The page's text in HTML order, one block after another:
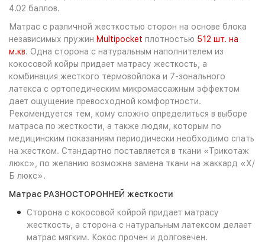
4.02 баллов.
Матрас с различной жесткостью сторон на основе блока
независимых пружин Multipocket плотностью 512 шт. на
м.кв. Одна сторона с натуральным наполнителем из
кокосовой койры придает матрасу жесткость, а
комбинация жесткого термовойлока и 7-зонального
латекса с ортопедическим микромассажным эффектом
дает ощущение превосходной комфортности.
Рекомендуется тем, кому сложно определиться в выборе
матраса по жесткости, а также людям, которым по
медицинским показаниям периодически необходимо спать
на жестком. Стандартно поставляется в ткани «Трикотаж
люкс», по желанию возможна замена ткани на жаккард «Х/
Б люкс».
Матрас РАЗНОСТОРОННЕЙ жесткости
Сторона с кокосовой койрой придает матрасу
жесткость, а сторона с натуральным латексом делает
матрас мягким. Кокос прочен и долговечен.